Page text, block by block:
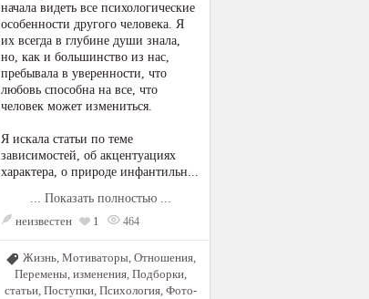
начала видеть все психологические
особенности другого человека. Я
их всегда в глубине души знала,
но, как и большинство из нас,
пребывала в уверенности, что
любовь способна на все, что
человек может измениться.
Я искала статьи по теме
зависимостей, об акцентуациях
характера, о природе инфантильн...
... Показать полностью ...
неизвестен
1 464
Жизнь, Мотиваторы, Отношения,
Перемены, изменения, Подборки,
статьи, Поступки, Психология, Фото-